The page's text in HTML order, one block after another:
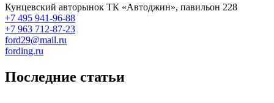
Кунцевский авторынок ТК «Автоджин», павильон 228
+7 495 941-96-88
+7 963 712-87-23
ford29@mail.ru
fording.ru
Последние статьи